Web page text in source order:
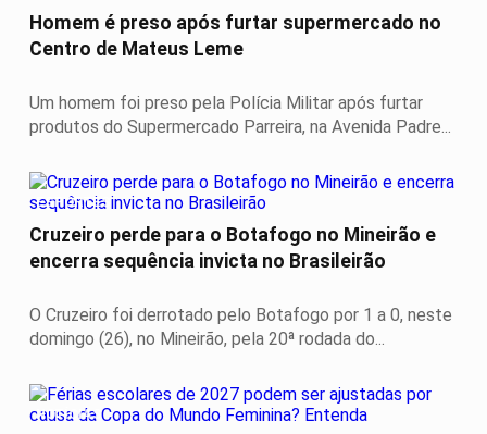
Homem é preso após furtar supermercado no
Centro de Mateus Leme
Um homem foi preso pela Polícia Militar após furtar
produtos do Supermercado Parreira, na Avenida Padre...
ESPORTES
Cruzeiro perde para o Botafogo no Mineirão e
encerra sequência invicta no Brasileirão
O Cruzeiro foi derrotado pelo Botafogo por 1 a 0, neste
domingo (26), no Mineirão, pela 20ª rodada do...
NOTÍCIAS